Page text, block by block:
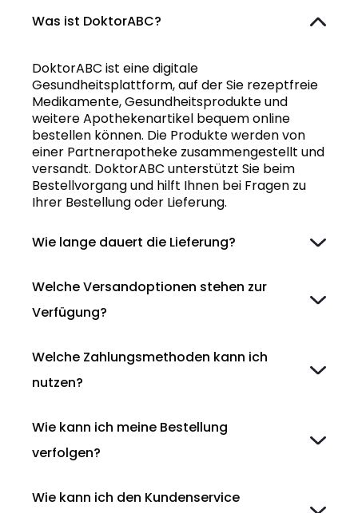
Was ist DoktorABC?
DoktorABC ist eine digitale
Gesundheitsplattform, auf der Sie rezeptfreie
Medikamente, Gesundheitsprodukte und
weitere Apothekenartikel bequem online
bestellen können. Die Produkte werden von
einer Partnerapotheke zusammengestellt und
versandt. DoktorABC unterstützt Sie beim
Bestellvorgang und hilft Ihnen bei Fragen zu
Ihrer Bestellung oder Lieferung.
Wie lange dauert die Lieferung?
Welche Versandoptionen stehen zur
Verfügung?
Welche Zahlungsmethoden kann ich
nutzen?
Wie kann ich meine Bestellung
verfolgen?
Wie kann ich den Kundenservice